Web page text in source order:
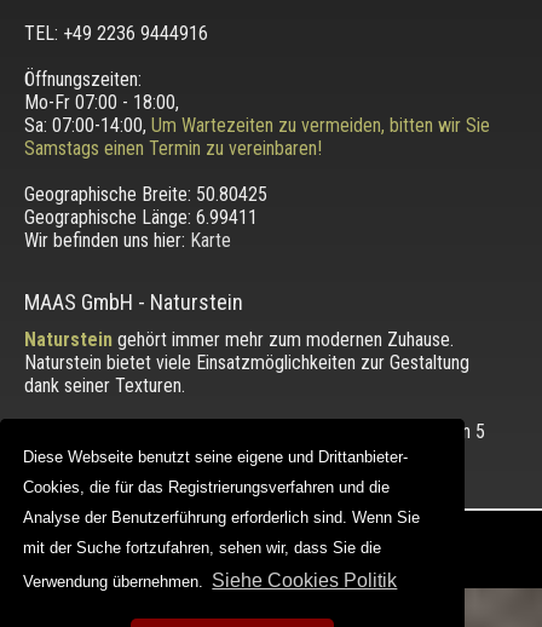
Diese Webseite benutzt seine eigene und Drittanbieter-
Cookies, die für das Registrierungsverfahren und die
Analyse der Benutzerführung erforderlich sind. Wenn Sie
mit der Suche fortzufahren, sehen wir, dass Sie die
Verwendung übernehmen. Siehe Cookies Politik
Diese Webseite benutzt seine eigene und Drittanbieter-
Cookies, die für das Registrierungsverfahren und die
Analyse der Benutzerführung erforderlich sind. Wenn Sie
mit der Suche fortzufahren, sehen wir, dass Sie die
Verwendung übernehmen. Siehe Cookies Politik
TEL: +49 2236 9444916
Öffnungszeiten:
Mo-Fr 07:00 - 18:00,
Sa: 07:00-14:00, Um Wartezeiten zu vermeiden, bitten wir Sie
Samstags einen Termin zu vereinbaren!
Geographische Breite: 50.80425
Geographische Länge: 6.99411
Wir befinden uns hier: Karte
MAAS GmbH - Naturstein
Natursteingehört immer mehr zum modernen Zuhause.
Naturstein bietet viele Einsatzmöglichkeiten zur Gestaltung
dank seiner Texturen.
Die Bewertung unserer Kunden mit einem Durchschnitt von 5
von 5 Punkten.
Copyright © 2012 - 2026 |
Web Design |MAAG-Projekt